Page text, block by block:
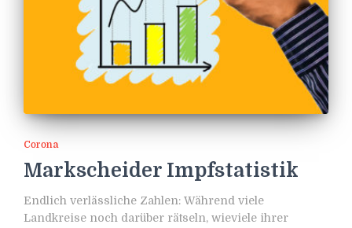
Corona
Markscheider Impfstatistik
Endlich verlässliche Zahlen: Während viele
Landkreise noch darüber rätseln, wieviele ihrer